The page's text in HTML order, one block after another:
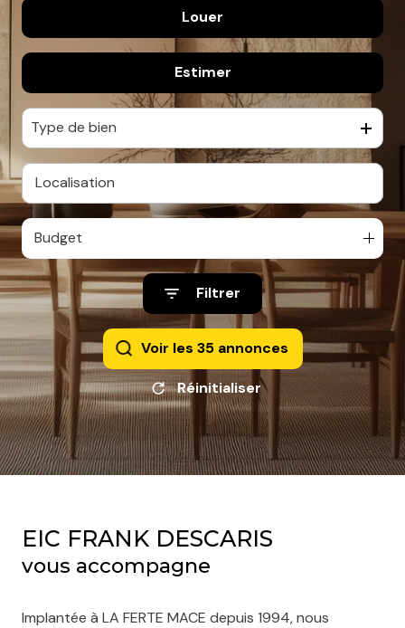
Louer
De l'immo pro
Estimer
Type de bien
Budget
Filtrer
Voir les 35annonces
Réinitialiser
EIC FRANK DESCARIS
vous accompagne
Implantée à LA FERTE MACE depuis 1994, nous